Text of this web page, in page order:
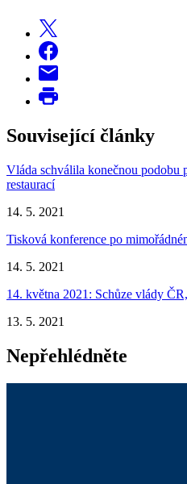
Související články
Vláda schválila konečnou podobu
restaurací
14. 5. 2021
Tisková konference po
14. 5. 2021
14. května 2021: Schůze vlády
13. 5. 2021
Nepřehlédněte